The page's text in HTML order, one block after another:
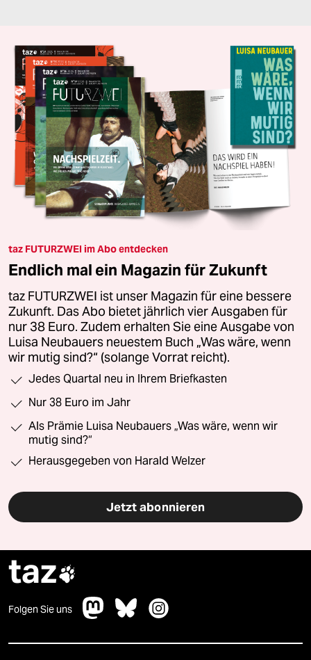
taz FUTURZWEI im Abo entdecken
Endlich mal ein Magazin für Zukunft
taz FUTURZWEI ist unser Magazin für eine bessere
Zukunft. Das Abo bietet jährlich vier Ausgaben für
nur 38 Euro. Zudem erhalten Sie eine Ausgabe von
Luisa Neubauers neuestem Buch „Was wäre, wenn
wir mutig sind?“ (solange Vorrat reicht).
Jedes Quartal neu in Ihrem Briefkasten
Nur 38 Euro im Jahr
Als Prämie Luisa Neubauers „Was wäre, wenn wir
mutig sind?“
Herausgegeben von Harald Welzer
Jetzt abonnieren
taz
Folgen Sie uns